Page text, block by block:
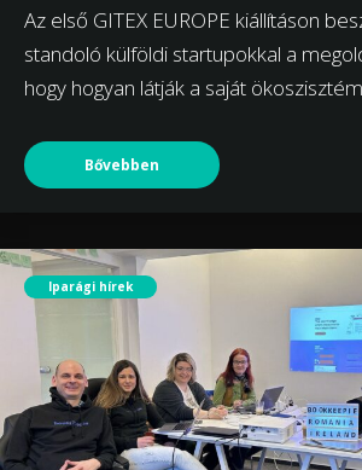
Az első GITEX EUROPE kiállításon
standoló külföldi startupokkal a
hogy hogyan látják a saját
Bővebben
Iparági hírek